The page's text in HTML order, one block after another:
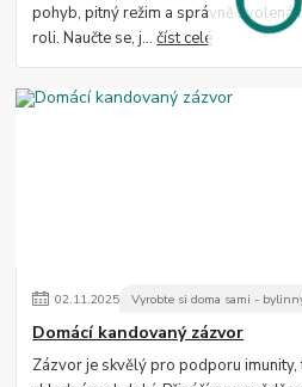
pohyb, pitný režim a správně zvolená
roli. Naučte se, j...číst celé
02.11.2025 Vyrobte si doma sami -
Domácí kandovaný zázvor
Zázvor je skvělý pro podporu